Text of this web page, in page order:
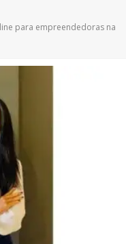
para empreendedoras na